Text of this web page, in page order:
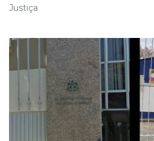
Justiça